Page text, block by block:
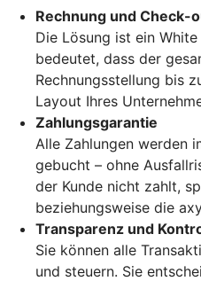
Rechnung und Check-
Die Lösung ist ein
bedeutet, dass der
Rechnungsstellung bis
Layout Ihres
Zahlungsgarantie
Alle Zahlungen werden
gebucht – ohne
der Kunde nicht zahlt,
beziehungsweise die
Transparenz und
Sie können alle
und steuern. Sie